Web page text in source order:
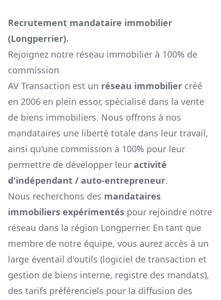
Recrutement mandataire immobilier
(Longperrier).
Rejoignez notre réseau immobilier à 100% de
commission
AV Transaction est un réseau immobilier créé
en 2006 en plein essor, spécialisé dans la vente
de biens immobiliers. Nous offrons à nos
mandataires une liberté totale dans leur travail,
ainsi qu'une commission à 100% pour leur
permettre de développer leur activité
d'indépendant / auto-entrepreneur.
Nous recherchons des mandataires
immobiliers expérimentés pour rejoindre notre
réseau dans la région Longperrier. En tant que
membre de notre équipe, vous aurez accès à un
large éventail d'outils (logiciel de transaction et
gestion de biens interne, registre des mandats),
des tarifs préférenciels pour la diffusion des